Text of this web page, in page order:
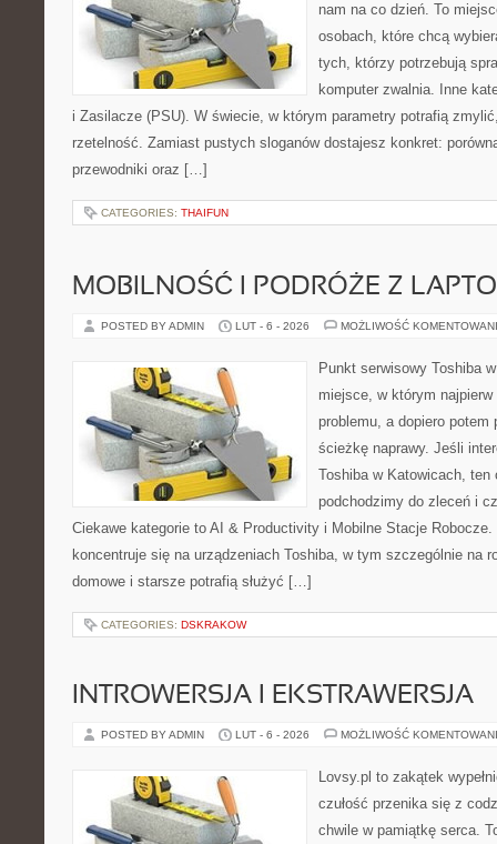
nam na co dzień. To
osobach, które chcą
tych, którzy potrzebują
komputer zwalnia. Inne
i Zasilacze (PSU). W świecie, w którym parametry potrafią
rzetelność. Zamiast pustych sloganów dostajesz konkret:
przewodniki oraz […]
CATEGORIES: THAIFUN
MOBILNOŚĆ I PODRÓŻE Z
POSTED BY ADMIN LUT - 6 - 2026 MOŻLIWOŚĆ
Punkt serwisowy Toshiba
miejsce, w którym
problemu, a dopiero potem
ścieżkę naprawy. Jeśli
Toshiba w Katowicach, ten
podchodzimy do zleceń i
Ciekawe kategorie to AI & Productivity i Mobilne Stacje Robocze.
koncentruje się na urządzeniach Toshiba, w tym szczególnie na
domowe i starsze potrafią służyć […]
CATEGORIES: DSKRAKOW
INTROWERSJA I EKSTRAWERSJA
POSTED BY ADMIN LUT - 6 - 2026 MOŻLIWOŚĆ
Lovsy.pl to zakątek
czułość przenika się z
chwile w pamiątkę serca.